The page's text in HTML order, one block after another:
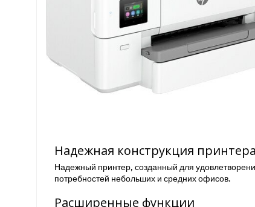
Надежная конструкция
Надежный принтер, созданный для
потребностей небольших и средних офисов.
Расширенные функции